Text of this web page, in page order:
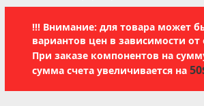
!!! Внимание: для товара может
вариантов цен в зависимости от
При заказе компонентов на
сумма счета увеличивается на